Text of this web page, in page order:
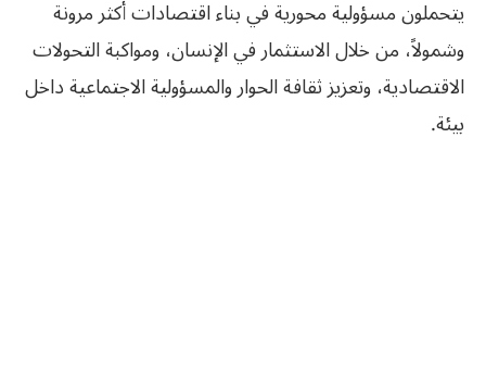
يتحملون مسؤولية محورية في بناء اقتصادات أكثر مرونة
وشمولاً، من خلال الاستثمار في الإنسان، ومواكبة التحولات
الاقتصادية، وتعزيز ثقافة الحوار والمسؤولية الاجتماعية داخل
بيئة.